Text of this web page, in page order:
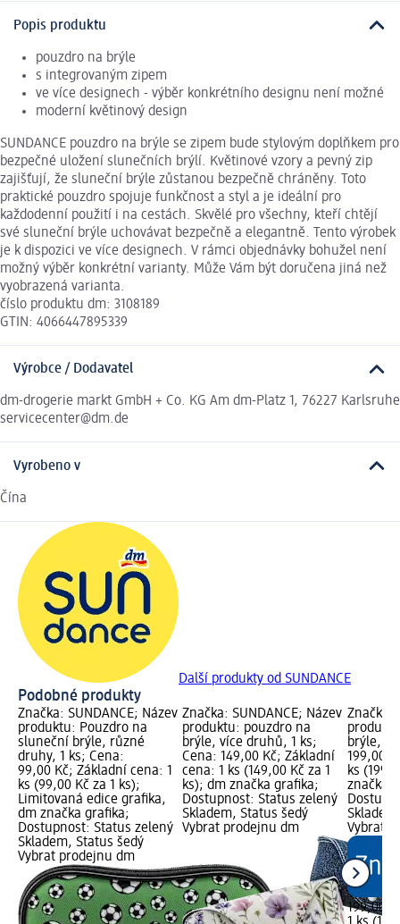
Popis produktu
pouzdro na brýle
s integrovaným zipem
ve více designech - výběr konkrétního designu není možné
moderní květinový design
SUNDANCE pouzdro na brýle se zipem bude stylovým doplňkem pro
bezpečné uložení slunečních brýlí. Květinové vzory a pevný zip
zajišťují, že sluneční brýle zůstanou bezpečně chráněny. Toto
praktické pouzdro spojuje funkčnost a styl a je ideální pro
každodenní použití i na cestách. Skvělé pro všechny, kteří chtějí
své sluneční brýle uchovávat bezpečně a elegantně. Tento výrobek
je k dispozici ve více designech. V rámci objednávky bohužel není
možný výběr konkrétní varianty. Může Vám být doručena jiná než
vyobrazená varianta.
číslo produktu dm: 3108189
GTIN: 4066447895339
Výrobce / Dodavatel
dm-drogerie markt GmbH + Co. KG Am dm-Platz 1, 76227 Karlsruhe
servicecenter@dm.de
Vyrobeno v
Čína
Další produkty od SUNDANCE
Podobné produkty
Značka: SUNDANCE; Název
produktu: Pouzdro na
sluneční brýle, různé
druhy, 1 ks; Cena:
99,00 Kč; Základní cena: 1
ks (99,00 Kč za 1 ks);
Limitovaná edice grafika,
dm značka grafika;
Dostupnost: Status zelený
Skladem, Status šedý
Vybrat prodejnu dm
Značka: SUNDANCE; Název
produktu: pouzdro na
brýle, více druhů, 1 ks;
Cena: 149,00 Kč; Základní
cena: 1 ks (149,00 Kč za 1
ks); dm značka grafika;
Dostupnost: Status zelený
Skladem, Status šedý
Vybrat prodejnu dm
Značka:
brýle, 1
199,00
ks
značka
Vybrat
199,00